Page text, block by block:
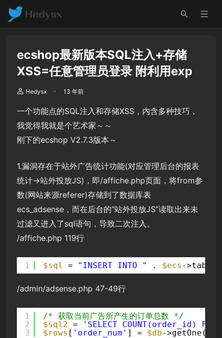
ecshop最新版本SQL注入+存储
XSS=任意管理员登录 附利用exp
Hedysx 13 年前
一个功能点的SQL注入和存储XSS，内含多种技巧，
我觉得我就是个艺术家～～
刚下的ecshop V2.7.3版本～
1.漏洞存在于站外广告统计功能(对应管理后台的报表
统计->站外投放JS)，即/affiche.php页面，将from参
数(网站来源referer)存储到了数据库表
ecs_adsense，而在后台的“站外投放JS”读取出来未
过滤又进入了sql语句，导致二次注入。
/affiche.php 119行
1 $sql = "INSERT INTO " . $ecs ->table(
/admin/adsense.php 47-49行
1
2
3
/* 获取当前广告所产生的订单总数 */
$sql2 =
'SELECT COUNT(order_id)
$rows [ 'order_num' ] = $db->getOne(